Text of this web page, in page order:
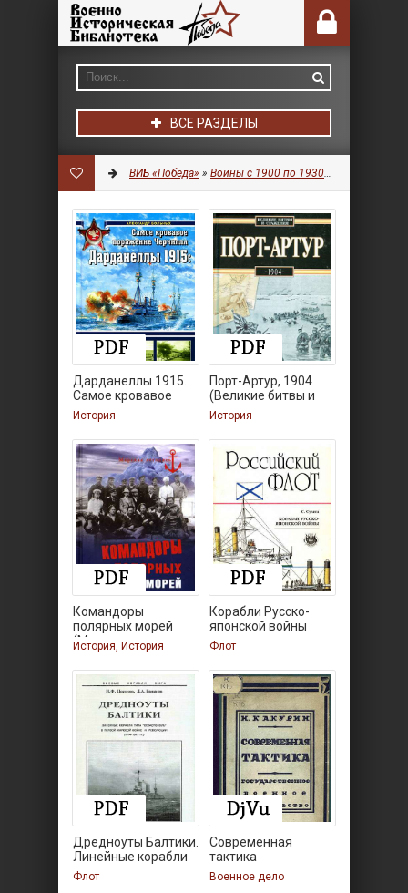
ВСЕ РАЗДЕЛЫ
ВИБ «Победа» » Войны с 1900 по 1930 гг.
Дарданеллы 1915.
Самое кровавое
История
Порт-Артур, 1904
(Великие битвы и
История
Командоры
полярных морей
(Морская
История, История
Корабли Русско-
японской войны
Флот
Дредноуты Балтики.
Линейные корабли
Флот
Современная
тактика
Военное дело